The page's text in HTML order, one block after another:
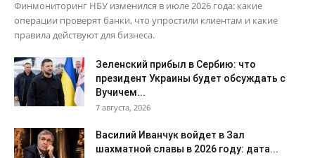
Финмониторинг НБУ изменился в июле 2026 года: какие
операции проверят банки, что упростили клиентам и какие
правила действуют для бизнеса.
Зеленский прибыл в Сербию: что
президент Украины будет обсуждать с
Вучичем...
7 августа, 2026
Василий Иванчук войдет в Зал
шахматной славы в 2026 году: дата...